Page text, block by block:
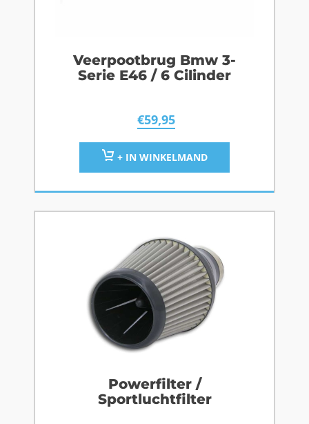
Veerpootbrug Bmw 3-
Serie E46 / 6 Cilinder
€59,95
+ IN WINKELMAND
Powerfilter /
Sportluchtfilter